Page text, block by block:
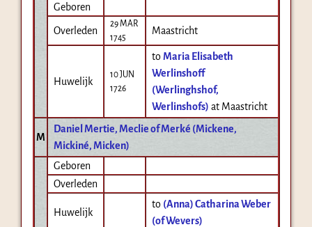
Geboren
Overleden
29 MAR
1745
Maastricht
Huwelijk
10 JUN
1726
toMaria Elisabeth
Werlinshoff
(Werlinghshof,
Werlinshofs) at Maastricht
M
Daniel Mertie, Meclie of Merké (Mickene,
Mickiné, Micken)
Geboren
Overleden
Huwelijk
to (Anna) Catharina Weber
(of Wevers)